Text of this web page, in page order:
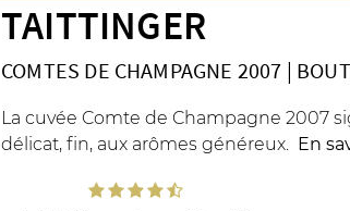
TAITTINGER
COMTES DE CHAMPAGNE 2007 |
La cuvée Comte de Champagne 2007
délicat, fin, aux arômes généreux. En